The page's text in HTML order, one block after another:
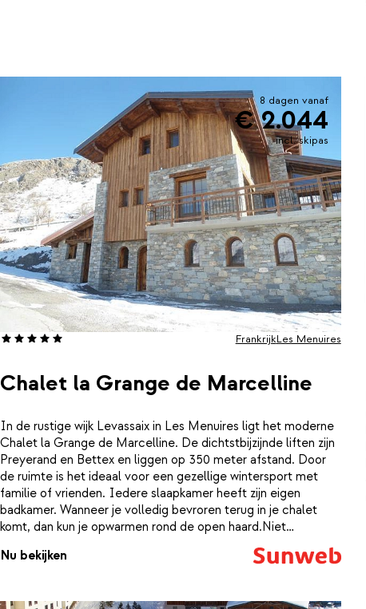
8 dagen vanaf
€ 2.044
incl. skipas
Chalet la Grange de Marcelline
FrankrijkLes Menuires
In de rustige wijk Levassaix in Les Menuires ligt het moderne
Chalet la Grange de Marcelline. De dichtstbijzijnde liften zijn
Preyerand en Bettex en liggen op 350 meter afstand. Door
de ruimte is het ideaal voor een gezellige wintersport met
familie of vrienden. Iedere slaapkamer heeft zijn eigen
badkamer. Wanneer je volledig bevroren terug in je chalet
komt, dan kun je opwarmen rond de open haard.Niet
jacuzzi of sauna. Daarna ben je weer helemaal klaar voor een
Nu bekijken